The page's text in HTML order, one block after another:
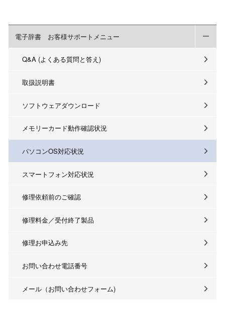
電子辞書 お客様サポートメニュー
Q&A (よくある質問と答え)
取扱説明書
ソフトウェアダウンロード
メモリーカード動作確認状況
パソコンOS対応状況
スマートフォン対応状況
修理依頼前のご確認
修理料金／受付終了製品
修理お申込み先
お問い合わせ電話番号
メール（お問い合わせフォーム)